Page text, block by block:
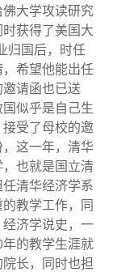
大学攻读研究
获得了美国大
归国后，时任
希望他能出任
请函也已送
似乎是自己生
受了母校的邀
这一年，清华
也就是国立清
清华经济学系
教学工作，同
济学说史，一
年的教学生涯就
长，同时也担